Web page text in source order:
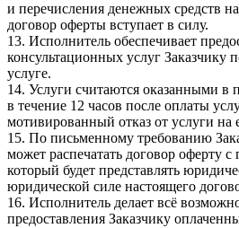
и перечисления денежных средств
договор оферты вступает в силу.
13. Исполнитель обеспечивает
консультационных услуг Заказчику
услуге.
14. Услуги считаются оказанными в
в течение 12 часов после оплаты
мотивированный отказ от услуги на
15. По письменному требованию
может распечатать договор оферту
который будет представлять
юридической силе настоящего
16. Исполнитель делает всё
предоставления Заказчику